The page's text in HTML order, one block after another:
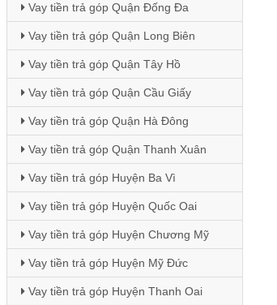
Vay tiền trả góp Quận Đống Đa
Vay tiền trả góp Quận Long Biên
Vay tiền trả góp Quận Tây Hồ
Vay tiền trả góp Quận Cầu Giấy
Vay tiền trả góp Quận Hà Đông
Vay tiền trả góp Quận Thanh Xuân
Vay tiền trả góp Huyện Ba Vì
Vay tiền trả góp Huyện Quốc Oai
Vay tiền trả góp Huyện Chương Mỹ
Vay tiền trả góp Huyện Mỹ Đức
Vay tiền trả góp Huyện Thanh Oai